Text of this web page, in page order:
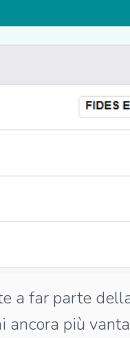
a far parte
più